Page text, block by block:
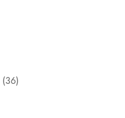
(36)